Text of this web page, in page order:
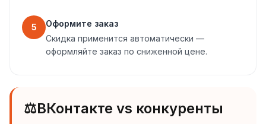
5
Оформите заказ
Скидка применится автоматически —
оформляйте заказ по сниженной цене.
⚖️ВКонтакте vs конкуренты